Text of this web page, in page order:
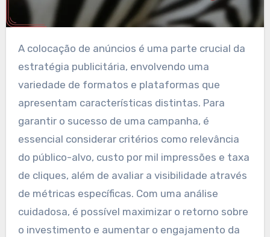
A colocação de anúncios é uma parte crucial da
estratégia publicitária, envolvendo uma
variedade de formatos e plataformas que
apresentam características distintas. Para
garantir o sucesso de uma campanha, é
essencial considerar critérios como relevância
do público-alvo, custo por mil impressões e taxa
de cliques, além de avaliar a visibilidade através
de métricas específicas. Com uma análise
cuidadosa, é possível maximizar o retorno sobre
o investimento e aumentar o engajamento da